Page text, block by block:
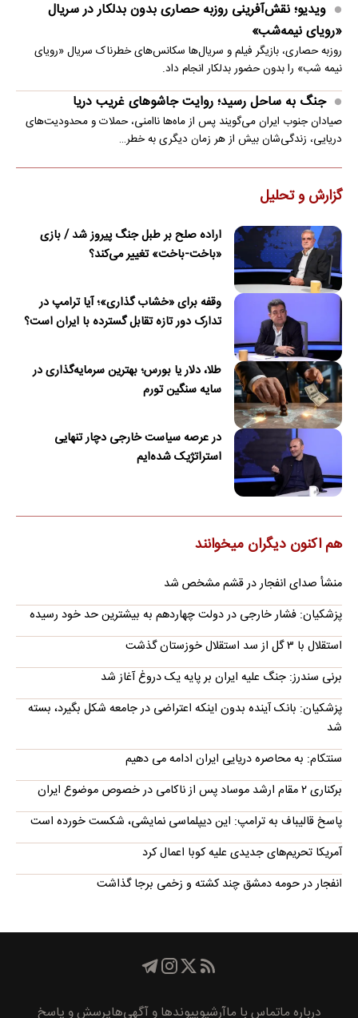
ویدیو؛ نقش‌آفرینی روزبه حصاری بدون بدلکار در سریال
«رویای نیمه‌شب»
روزبه حصاری، بازیگر فیلم و سریال‌ها سکانس‌های خطرناک سریال «رویای
نیمه شب» را بدون حضور بدلکار انجام داد.
جنگ به ساحل رسید؛ روایت جاشوهای غریب دریا
صیادان جنوب ایران می‌گویند پس از ماه‌ها ناامنی، حملات و محدودیت‌های
دریایی، زندگی‌شان بیش از هر زمان دیگری به خطر…
گزارش و تحلیل
اراده صلح بر طبل جنگ پیروز شد / بازی
«باخت-باخت» تغییر می‌کند؟
وقفه برای «خشاب گذاری»؛ آیا ترامپ در
تدارک دور تازه تقابل گسترده با ایران است؟
طلا، دلار یا بورس؛ بهترین سرمایه‌گذاری در
سایه سنگین تورم
در عرصه سیاست خارجی دچار تنهایی
استراتژیک شده‌ایم
هم اکنون دیگران میخوانند
منشأ صدای انفجار در قشم مشخص شد
پزشکیان: فشار خارجی در دولت چهاردهم به بیشترین حد خود رسیده
استقلال با ۳ گل از سد استقلال خوزستان گذشت
برنی سندرز: جنگ علیه ایران بر پایه یک دروغ آغاز شد
پزشکیان: بانک آینده بدون اینکه اعتراضی در جامعه شکل بگیرد، بسته
شد
سنتکام: به محاصره دریایی ایران ادامه می دهیم
برکناری ۲ مقام ارشد موساد پس از ناکامی در خصوص موضوع ایران
پاسخ قالیباف به ترامپ: این دیپلماسی نمایشی، شکست خورده است
آمریکا تحریم‌های جدیدی علیه کوبا اعمال کرد
انفجار در حومه دمشق چند کشته و زخمی برجا گذاشت
درباره ماتماس با ماآرشیوپیوند‌ها و آگهی‌هاپرسش و پاسخ